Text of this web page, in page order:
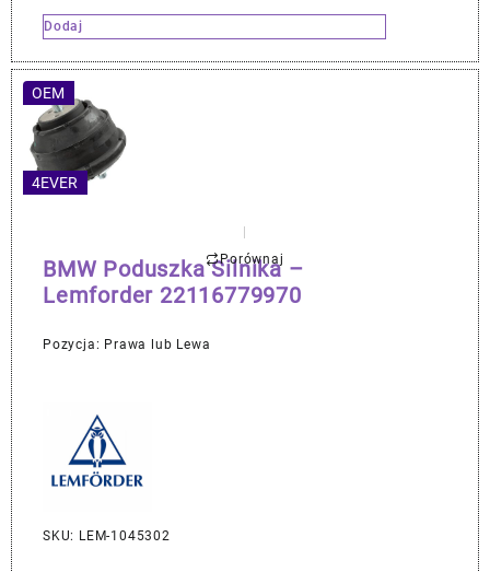
Dodaj
OEM
4EVER
Porównaj
BMW Poduszka Silnika –
Lemforder 22116779970
Pozycja: Prawa lub Lewa
SKU: LEM-1045302